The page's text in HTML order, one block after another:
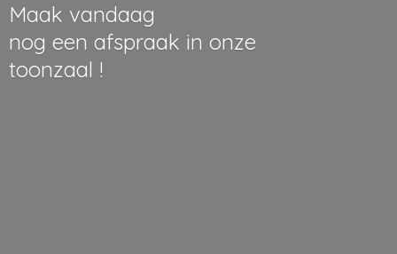
Maak vandaag
nog een afspraak in onze
toonzaal !